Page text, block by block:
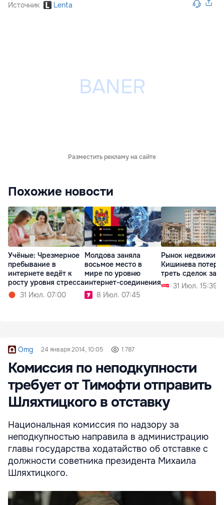
Источник Lenta
Разместить рекламу на сайте
Похожие новости
Учёные: Чрезмерное
пребывание в
интернете ведёт к
росту уровня стресса
31 Июл. 07:00
Молдова заняла
восьмое место в
мире по уровню
интернет-соединения
8 Июл. 07:45
Рынок
Кишинева
треть сделок за
31 Июл. 15:39
Omg 24 января 2014, 10:05 1 787
Комиссия по неподкупности
требует от Тимофти отправить
Шляхтицкого в отставку
Национальная комиссия по надзору за
неподкупностью направила в администрацию
главы государства ходатайство об отставке с
должности советника президента Михаила
Шляхтицкого.